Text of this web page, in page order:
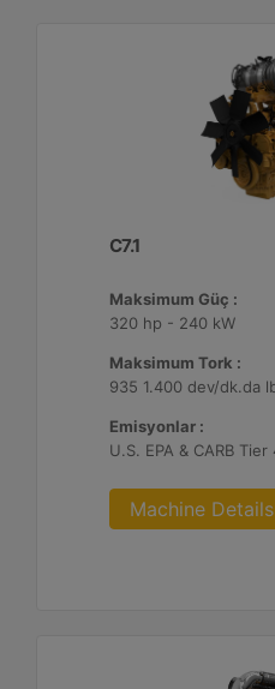
C7.1
Maksimum Güç :
320 hp - 240 kW
Maksimum Tork :
Emisyonlar :
Machine Details